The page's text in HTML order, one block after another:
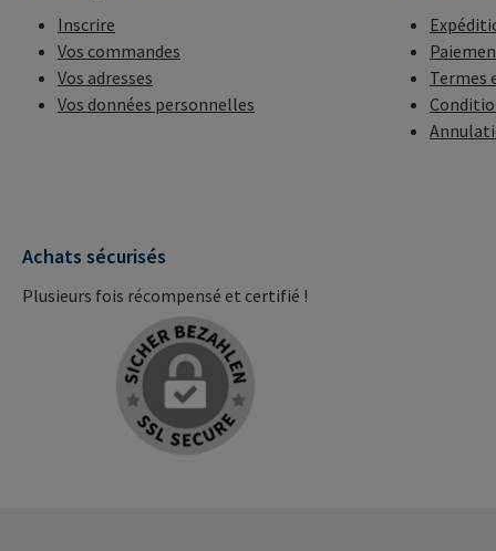
Inscrire
Vos commandes
Vos adresses
Vos données personnelles
Termes
Achats sécurisés
Plusieurs fois récompensé et certifié !